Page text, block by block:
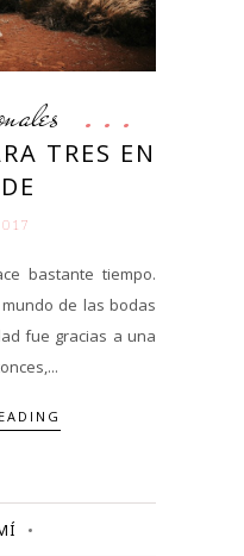
TRES EN
bastante tiempo.
de las bodas
fue gracias a una